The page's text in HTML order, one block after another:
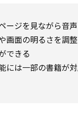
ージを見ながら音
画面の明るさを調
できる
には一部の書籍が